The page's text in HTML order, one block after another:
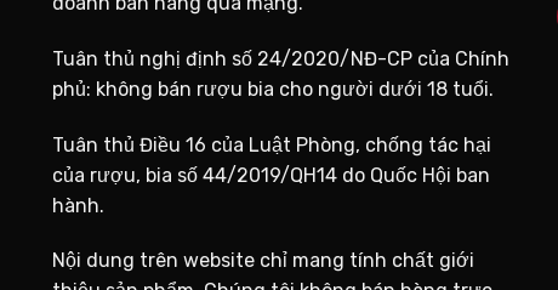
Tuân thủ nghị định số 24/2020/NĐ-CP của Chính
phủ: không bán rượu bia cho người dưới 18 tuổi.
Tuân thủ Điều 16 của Luật Phòng, chống tác hại
của rượu, bia số 44/2019/QH14 do Quốc Hội ban
hành.
Nội dung trên website chỉ mang tính chất giới